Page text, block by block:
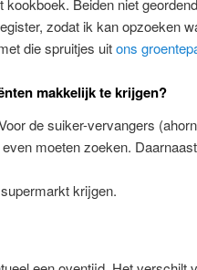
zodat ik kan opzoeken
die spruitjes uitons
makkelijk te krijgen?
de suiker-vervangers
moeten zoeken.
krijgen.